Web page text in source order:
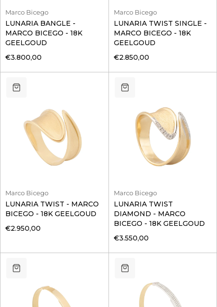
Marco Bicego
LUNARIA BANGLE -
MARCO BICEGO - 18K
GEELGOUD
€3.800,00
Marco Bicego
LUNARIA TWIST SINGLE -
MARCO BICEGO - 18K
GEELGOUD
€2.850,00
Marco Bicego
LUNARIA TWIST - MARCO
BICEGO - 18K GEELGOUD
€2.950,00
Marco Bicego
LUNARIA TWIST
DIAMOND - MARCO
BICEGO - 18K GEELGOUD
€3.550,00